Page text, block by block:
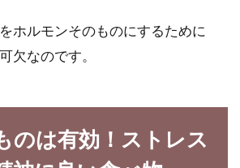
ホルモンそのものにするために
欠なのです。
のは有効！ストレス